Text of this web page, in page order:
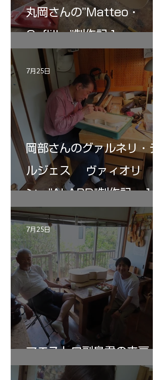
丸岡さんの”Matteo・
Gofliller”制作記１
岡部さんのグァルネリ・デ
ルジェス ヴァィオリ
ン ”ALARD"制作記 １2
7月25日
マエストロ副島君の来房
7月25日